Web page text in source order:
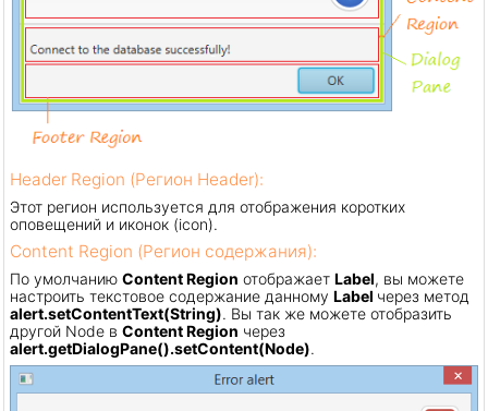
Header Region (Регион Header):
Этот регион используется для отображения коротких
оповещений и иконок (icon).
Content Region (Регион содержания):
По умолчанию Content Region отображает Label, вы можете
настроить текстовое содержание данному Label через метод
alert.setContentText(String). Вы так же можете отобразить
другой Node в Content Region через
alert.getDialogPane().setContent(Node).